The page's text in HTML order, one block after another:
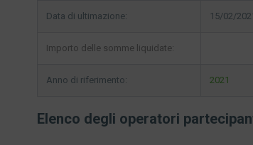
Data di ultimazione: 15/02/
Importo delle somme liquidate:
Anno di riferimento: 2021
Elenco degli operatori